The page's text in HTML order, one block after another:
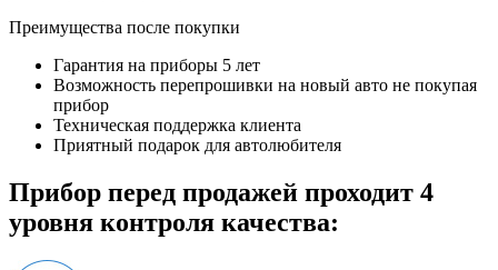
Преимущества после покупки
Гарантия на приборы 5 лет
Возможность перепрошивки на новый авто не покупая
прибор
Техническая поддержка клиента
Приятный подарок для автолюбителя
Прибор перед продажей проходит 4
уровня контроля качества: